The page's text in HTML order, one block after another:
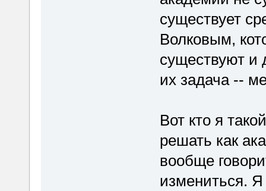
существует
Волковым,
существуют и
их задача --
Вот кто я
решать как
вообще
измениться.